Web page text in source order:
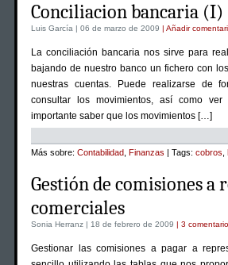
Conciliacion bancaria (I)
Luis García | 06 de marzo de 2009 | Añadir
La conciliación bancaria nos sirve para
bajando de nuestro banco un fichero con
nuestras cuentas. Puede realizarse de
consultar los movimientos, así como
importante saber que los movimientos […]
Más sobre: Contabilidad Finanzas | Tags: cobros
Gestión de comisiones a
comerciales
Sonia Herranz | 18 de febrero de 2009 | 3
Gestionar las comisiones a pagar a